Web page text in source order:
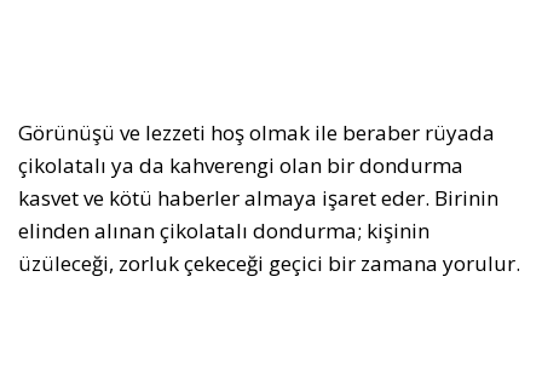
Görünüşü ve lezzeti hoş olmak ile beraber rüyada
çikolatalı ya da kahverengi olan bir dondurma
kasvet ve kötü haberler almaya işaret eder. Birinin
elinden alınan çikolatalı dondurma; kişinin
üzüleceği, zorluk çekeceği geçici bir zamana yorulur.